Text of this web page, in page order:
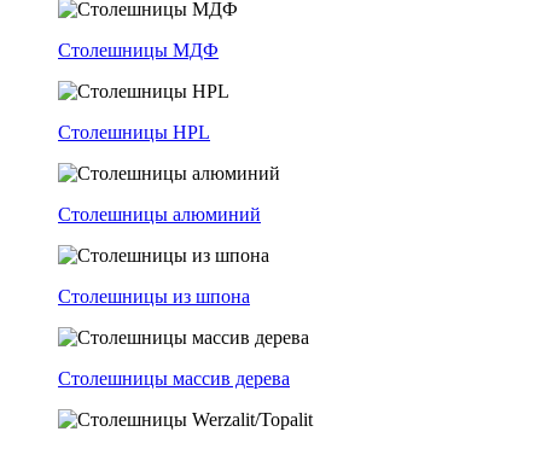
Столешницы МДФ
Столешницы HPL
Столешницы алюминий
Столешницы из шпона
Столешницы массив дерева